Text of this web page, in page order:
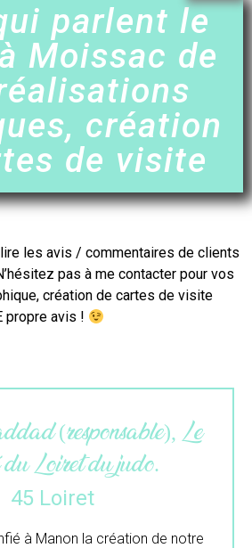
parlent le
Moissac de
création
de visite
les avis / commentaires de clients
pas à me contacter pour vos
création de cartes de visite
propre avis !
L’atelier du
colibri.
33 Gironde
pour ton travail.